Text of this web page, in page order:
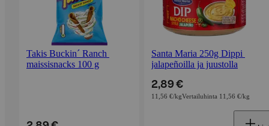
Takis Buckin´ Ranch
maissisnacks 100 g
Santa Maria 250g Dippi
jalapeñoilla ja juustolla
2,89 €
11,56 €/kgVertailuhinta 11,56 €/kg